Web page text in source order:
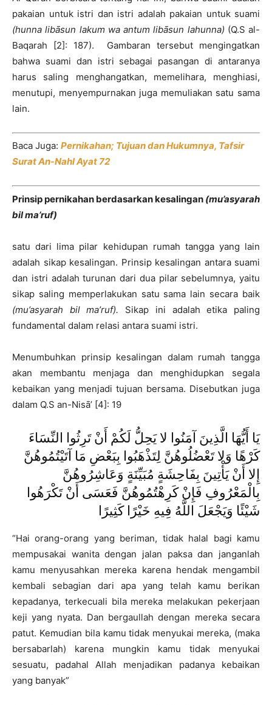
pakaian untuk istri dan istri adalah pakaian untuk suami
(hunna libāsun lakum wa antum libāsun lahunna) (Q.S al-
Baqarah [2]: 187). Gambaran tersebut mengingatkan
bahwa suami dan istri sebagai pasangan di antaranya
harus saling menghangatkan, memelihara, menghiasi,
menutupi, menyempurnakan juga memuliakan satu sama
lain.
Baca Juga: Pernikahan; Tujuan dan Hukumnya, Tafsir
Surat An-Nahl Ayat 72
Prinsip pernikahan berdasarkan kesalingan (mu’asyarah
bil ma’ruf)
satu dari lima pilar kehidupan rumah tangga yang lain
adalah sikap kesalingan. Prinsip kesalingan antara suami
dan istri adalah turunan dari dua pilar sebelumnya, yaitu
sikap saling memperlakukan satu sama lain secara baik
(mu’asyarah bil ma’ruf). Sikap ini adalah etika paling
fundamental dalam relasi antara suami istri.
Menumbuhkan prinsip kesalingan dalam rumah tangga
akan membantu menjaga dan menghidupkan segala
kebaikan yang menjadi tujuan bersama. Disebutkan juga
dalam Q.S an-Nisā’ [4]: 19
يَا أَيُّهَا الَّذِينَ آمَنُوا لا يَحِلُّ لَكُمْ أَنْ تَرِثُوا النِّسَاءَ
كَرْهًا وَلا تَعْضُلُوهُنَّ لِتَذْهَبُوا بِبَعْضِ مَا آتَيْتُمُوهُنَّ
إِلا أَنْ يَأْتِينَ بِفَاحِشَةٍ مُبَيِّنَةٍ وَعَاشِرُوهُنَّ
بِالْمَعْرُوفِ فَإِنْ كَرِهْتُمُوهُنَّ فَعَسَى أَنْ تَكْرَهُوا
شَيْئًا وَيَجْعَلَ اللَّهُ فِيهِ خَيْرًا كَثِيرًا
“Hai orang-orang yang beriman, tidak halal bagi kamu
mempusakai wanita dengan jalan paksa dan janganlah
kamu menyusahkan mereka karena hendak mengambil
kembali sebagian dari apa yang telah kamu berikan
kepadanya, terkecuali bila mereka melakukan pekerjaan
keji yang nyata. Dan bergaullah dengan mereka secara
patut. Kemudian bila kamu tidak menyukai mereka, (maka
bersabarlah) karena mungkin kamu tidak menyukai
sesuatu, padahal Allah menjadikan padanya kebaikan
yang banyak”